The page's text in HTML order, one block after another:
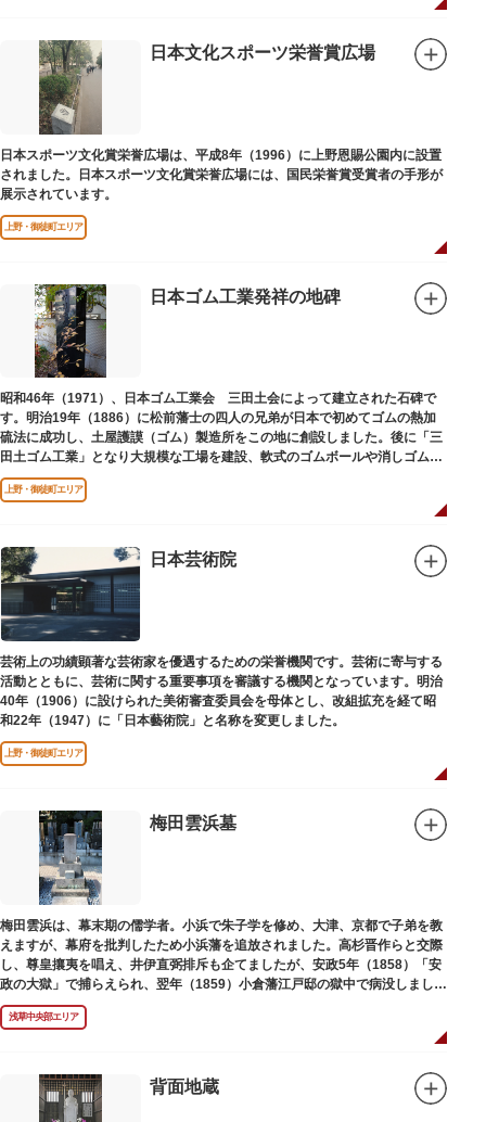
日本文化スポーツ栄誉賞広場
日本スポーツ文化賞栄誉広場は、平成8年（1996）に上野恩賜公園内に設置
されました。日本スポーツ文化賞栄誉広場には、国民栄誉賞受賞者の手形が
展示されています。
上野・御徒町エリア
日本ゴム工業発祥の地碑
昭和46年（1971）、日本ゴム工業会 三田土会によって建立された石碑で
す。明治19年（1886）に松前藩士の四人の兄弟が日本で初めてゴムの熱加
硫法に成功し、土屋護謨（ゴム）製造所をこの地に創設しました。後に「三
田土ゴム工業」となり大規模な工場を建設、軟式のゴムボールや消しゴムな
ど新しいゴム製品を次々に開発しました。
上野・御徒町エリア
日本芸術院
芸術上の功績顕著な芸術家を優遇するための栄誉機関です。芸術に寄与する
活動とともに、芸術に関する重要事項を審議する機関となっています。明治
40年（1906）に設けられた美術審査委員会を母体とし、改組拡充を経て昭
和22年（1947）に「日本藝術院」と名称を変更しました。
上野・御徒町エリア
梅田雲浜墓
梅田雲浜は、幕末期の儒学者。小浜で朱子学を修め、大津、京都で子弟を教
えますが、幕府を批判したため小浜藩を追放されました。高杉晋作らと交際
し、尊皇攘夷を唱え、井伊直弼排斥も企てましたが、安政5年（1858）「安
政の大獄」で捕らえられ、翌年（1859）小倉藩江戸邸の獄中で病没しまし
た。お墓は海禅寺（かいぜんじ）にあります。
浅草中央部エリア
背面地蔵